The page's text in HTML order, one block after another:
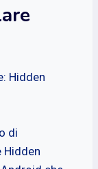
Hidden
di
Hidden